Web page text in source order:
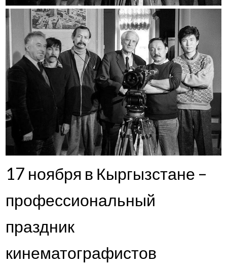
17 ноября в Кыргызстане –
профессиональный
праздник
кинематографистов